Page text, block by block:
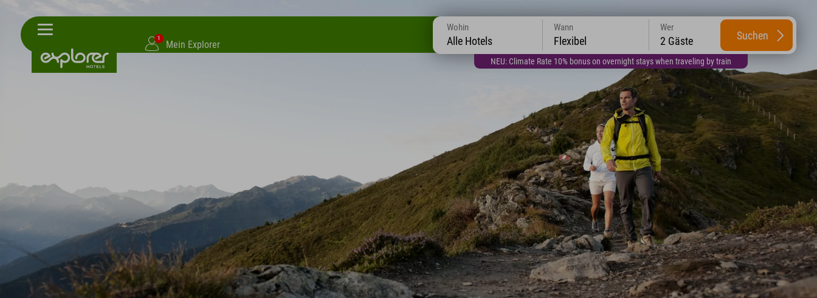
1
Mein Explorer
NEU: Climate Rate 10% bonus on overnight stays when traveling by train
Wohin
Alle Hotels
Wann
Flexibel
Wer
2 Gäste Suchen